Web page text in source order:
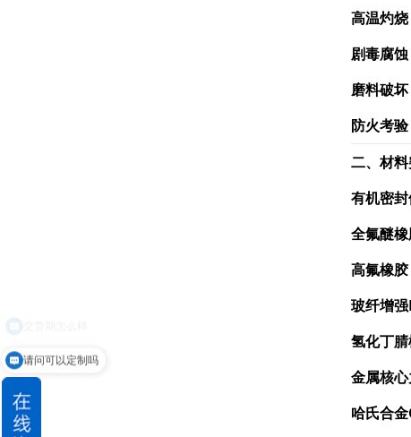
高温灼烧
剧毒腐蚀
磨料破坏
防火考验
二、材
有机密
全氟醚橡
高氟橡胶
玻纤增强
氢化丁腈
金属核
哈氏合
请问可以定制吗